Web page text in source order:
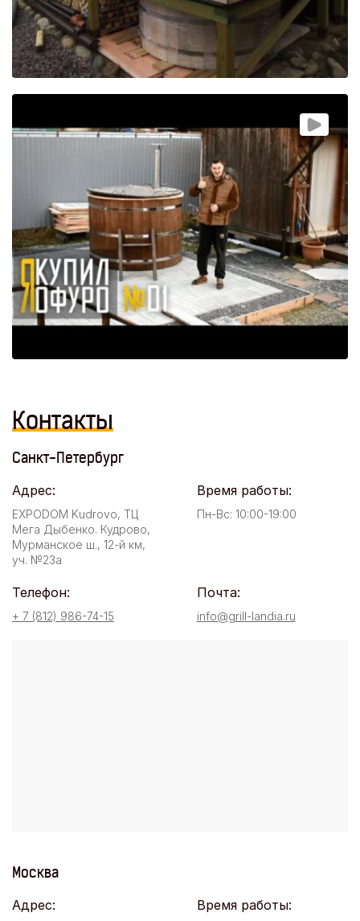
Контакты
Санкт-Петербург
Адрес:
EXPODOM Kudrovo, ТЦ
Мега Дыбенко. Кудрово,
Мурманское ш., 12-й км,
уч. №23а
Время работы:
Пн-Вс: 10:00-19:00
Телефон:
+ 7 (812) 986-74-15
Почта:
info@grill-landia.ru
Москва
Адрес: Время работы: